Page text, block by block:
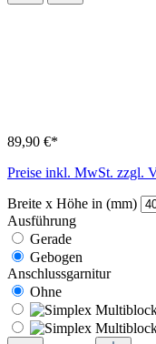
89,90 €*
Preise inkl. MwSt. zzgl.
Breite x Höhe in (mm)
Ausführung
Gerade
Gebogen
Anschlussgarnitur
Ohne